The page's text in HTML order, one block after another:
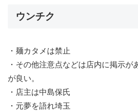
ウンチク
・麺カタメは禁止
・その他注意点などは店内に掲示が
が良い。
・店主は中島保氏
・元夢を語れ埼玉